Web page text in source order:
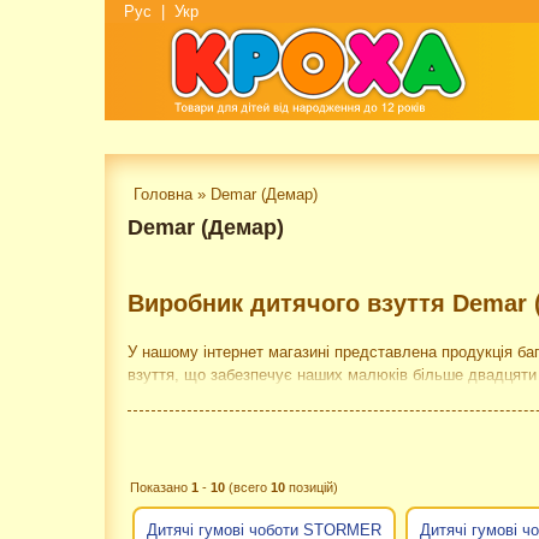
Рус Укр
Головна» Demar (Демар)
Demar (Демар)
Виробник дитячого взуття Demar
У нашому інтернет магазині представлена продукція
взуття, що забезпечує наших малюків більше
Демар або демарікамі. Крім приголомшливої якості,
Модельний ряд Demar завжди радує
враховуються модні віяння, використовуються
задоволенням бігають діти України, Польщі та
Показано 1 - 10 (всего 10 позицій)
Дитячі гумові чоботи STORMER
Дитячі гумові